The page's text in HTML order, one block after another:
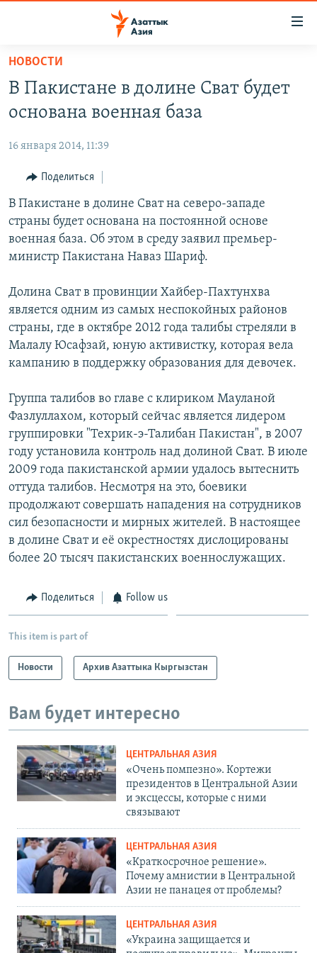
Вернуться
основному
содержанию
навигации
Вернутся
поиску
УЗБЕКИСТАН
ТАДЖИКИСТАН
НА ДРУГИХ ЯЗЫКАХ
ҚАЗАҚША
КЫРГЫЗЧА
ЎЗБЕКЧА
ТОҶИКӢ
Все сайты РСЕ/РС
НОВОСТИ
В Пакистане в долине Сват будет
основана военная база
16 января 2014, 11:39
Поделиться
В Пакистане в долине Сват на северо-западе
страны будет основана на постоянной основе
военная база. Об этом в среду заявил премьер-
министр Пакистана Наваз Шариф.
Долина Сват в провинции Хайбер-Пахтунхва
является одним из самых неспокойных районов
страны, где в октябре 2012 года талибы стреляли в
Малалу Юсафзай, юную активистку, которая вела
кампанию в поддержку образования для девочек.
Группа талибов во главе с клириком Мауланой
Фазлуллахом, который сейчас является лидером
группировки "Техрик-э-Талибан Пакистан", в 2007
году установила контроль над долиной Сват. В июле
2009 года пакистанской армии удалось вытеснить
оттуда талибов. Несмотря на это, боевики
продолжают совершать нападения на сотрудников
сил безопасности и мирных жителей. В настоящее
в долине Сват и её окрестностях дислоцированы
более 20 тысяч пакистанских военнослужащих.
Поделиться Follow us
This item is part of
Новости Архив Азаттыка Кыргызстан
Вам будет интересно
ЦЕНТРАЛЬНАЯ АЗИЯ
«Очень помпезно». Кортежи
президентов в Центральной Азии
и эксцессы, которые с ними
связывают
ЦЕНТРАЛЬНАЯ АЗИЯ
«Краткосрочное решение».
Почему амнистии в Центральной
Азии не панацея от проблемы?
ЦЕНТРАЛЬНАЯ АЗИЯ
«Украина защищается и